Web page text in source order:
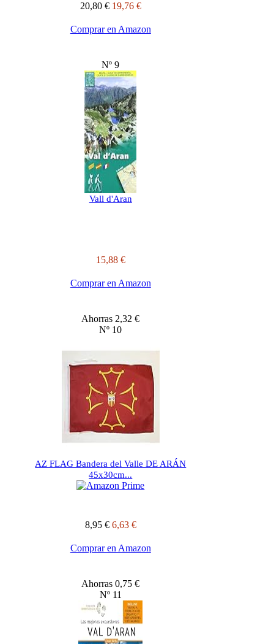
20,80 € 19,76 €
Comprar en Amazon
Nº 9
Vall d'Aran
15,88 €
Comprar en Amazon
Ahorras 2,32 €
Nº 10
AZ FLAG Bandera del Valle DE ARÁN
45x30cm...
8,95 € 6,63 €
Comprar en Amazon
Ahorras 0,75 €
Nº 11